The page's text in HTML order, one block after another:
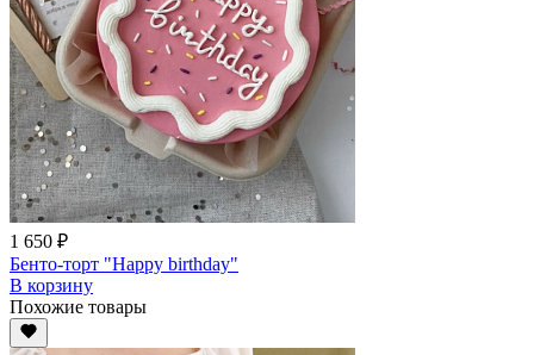
1 650 ₽
Бенто-торт "Happy birthday"
В корзину
Похожие товары